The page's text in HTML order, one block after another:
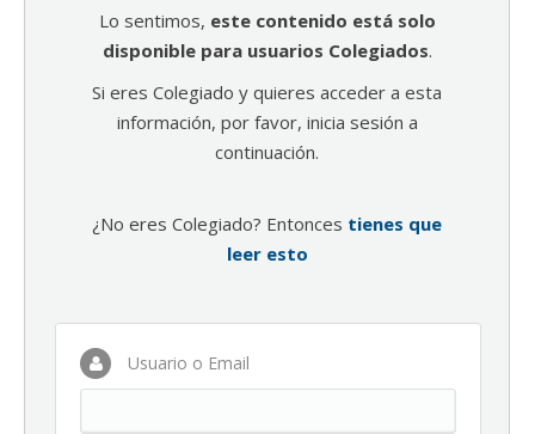
Lo sentimos, este contenido está solo
disponible para usuarios Colegiados.
Si eres Colegiado y quieres acceder a esta
información, por favor, inicia sesión a
continuación.
¿No eres Colegiado? Entonces tienes que
leer esto
Usuario o Email